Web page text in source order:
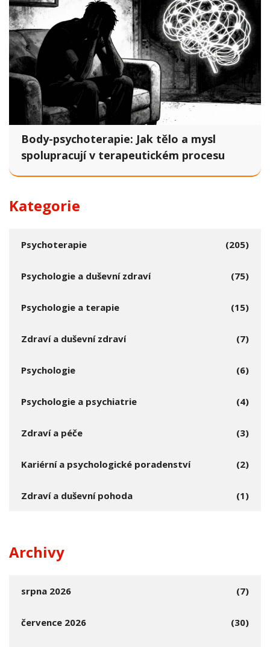
Body-psychoterapie: Jak tělo a mysl
spolupracují v terapeutickém procesu
Kategorie
Psychoterapie (205)
Psychologie a duševní zdraví (75)
Psychologie a terapie (15)
Zdraví a duševní zdraví (7)
Psychologie (6)
Psychologie a psychiatrie (4)
Zdraví a péče (3)
Kariérní a psychologické poradenství (2)
Zdraví a duševní pohoda (1)
Archivy
srpna 2026 (7)
července 2026 (30)